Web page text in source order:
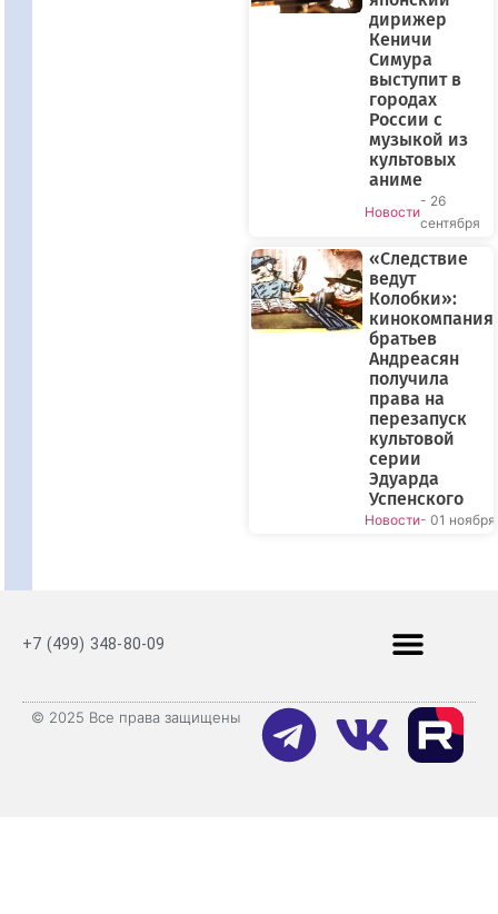
дирижер
Кеничи
Симура
выступит в
городах
России с
музыкой из
культовых
аниме
Новости
- 26
сентября
«Следствие
ведут
Колобки»:
кинокомпания
братьев
Андреасян
получила
права на
перезапуск
культовой
серии
Эдуарда
Успенского
Новости- 01 ноября
+7 (499) 348-80-09
© 2025 Все права защищены